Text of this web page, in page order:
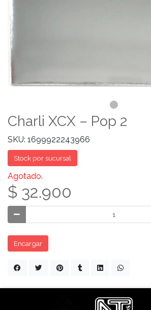
Charli XCX – Pop 2
SKU: 1699922243966
Stock por sucursal
Agotado.
$ 32.900
Encargar